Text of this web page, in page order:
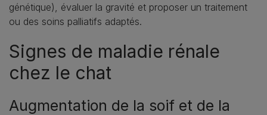
génétique), évaluer la gravité et proposer un traitement
ou des soins palliatifs adaptés.
Signes de maladie rénale
chez le chat
Augmentation de la soif et de la